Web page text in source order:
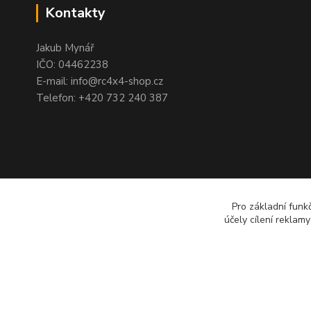
Kontakty
Jakub Mynář
IČO: 04462238
E-mail: info@rc4x4-shop.cz
Telefon: +420 732 240 387
Pro základní
účely cílení